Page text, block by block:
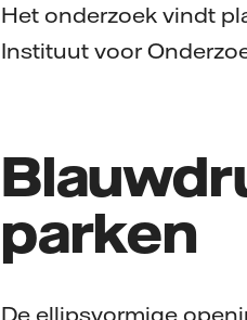
Het onderzoek vindt
Instituut voor
parken
De ellipsvormige